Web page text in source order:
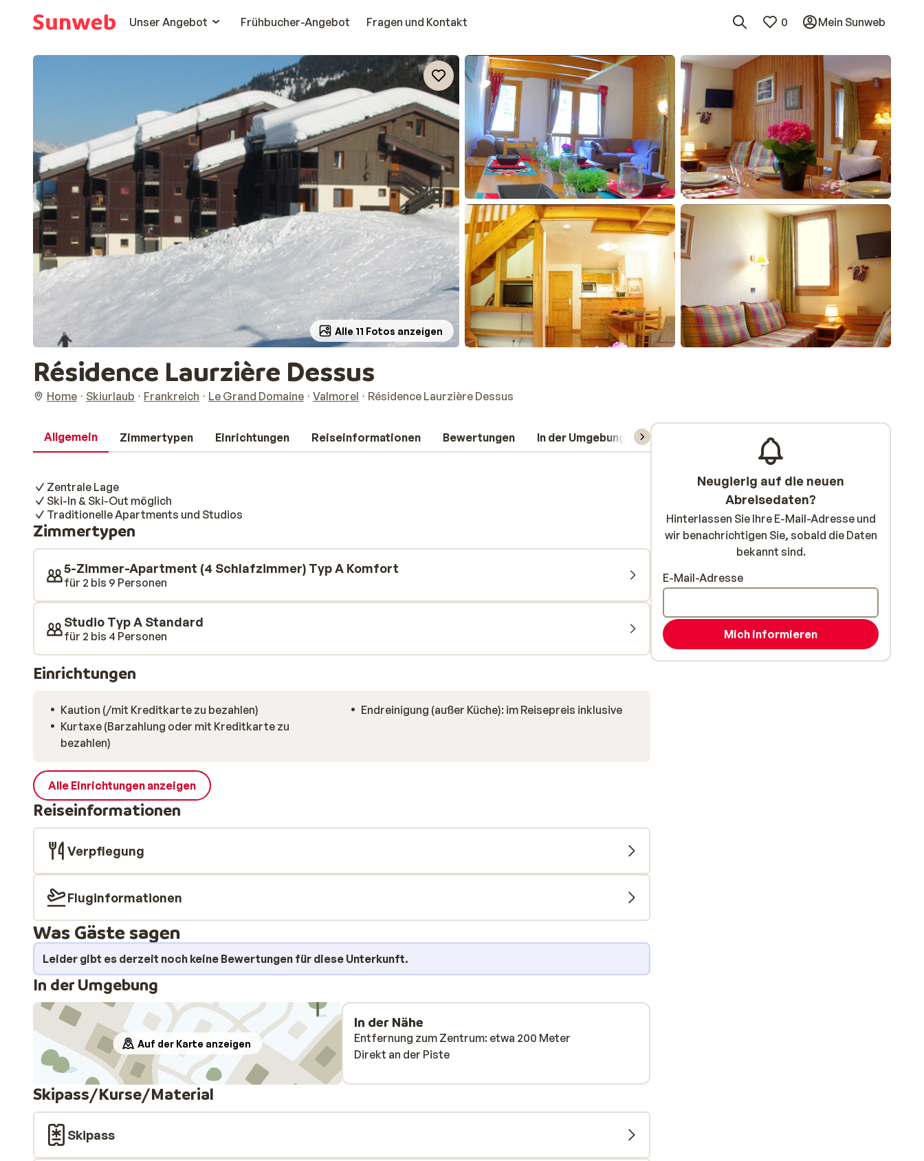
Unser Angebot
Frühbucher-Angebot Fragen und Kontakt 0 Mein Sunweb
Alle 11 Fotos anzeigen
Résidence Laurzière Dessus
Home Skiurlaub Frankreich Le Grand Domaine Valmorel Résidence Laurzière Dessus
Allgemein Zimmertypen Einrichtungen Reiseinformationen Bewertungen In der Umgebung Skipass/Kurse/Material
Zentrale Lage
Ski-In & Ski-Out möglich
Traditionelle Apartments und Studios
Zimmertypen
5-Zimmer-Apartment (4 Schlafzimmer) Typ A Komfort
für 2 bis 9 Personen
Studio Typ A Standard
für 2 bis 4 Personen
Einrichtungen
Kaution (/mit Kreditkarte zu bezahlen)
Kurtaxe (Barzahlung oder mit Kreditkarte zu
bezahlen)
Endreinigung (außer Küche): im Reisepreis inklusive
Alle Einrichtungen anzeigen
Reiseinformationen
Verpflegung
Fluginformationen
Was Gäste sagen
Leider gibt es derzeit noch keine Bewertungen für diese Unterkunft.
In der Umgebung
Auf der Karte anzeigen
In der Nähe
Entfernung zum Zentrum: etwa 200 Meter
Direkt an der Piste
Skipass/Kurse/Material
Skipass
Neugierig auf die neuen
Abreisedaten?
Hinterlassen Sie Ihre E-Mail-Adresse und
wir benachrichtigen Sie, sobald die Daten
bekannt sind.
E-Mail-Adresse
Mich informieren